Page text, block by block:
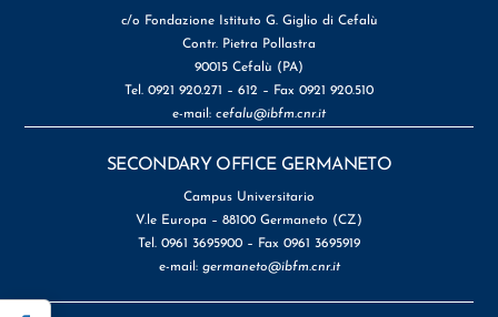
c/o Fondazione Istituto G. Giglio di Cefalù
Contr. Pietra Pollastra
90015 Cefalù (PA)
Tel. 0921 920.271 – 612 – Fax 0921 920.510
e-mail: cefalu@ibfm.cnr.it
SECONDARY OFFICE GERMANETO
Campus Universitario
V.le Europa – 88100 Germaneto (CZ)
Tel. 0961 3695900 – Fax 0961 3695919
e-mail: germaneto@ibfm.cnr.it